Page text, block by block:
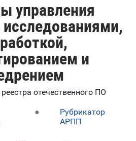
управления
и
отечественного ПО
●
Рубрикатор
АРПП